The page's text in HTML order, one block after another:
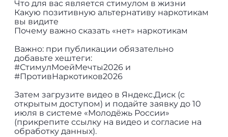
Что для вас является стимулом в жизни
Какую позитивную альтернативу наркотикам
вы видите
Почему важно сказать «нет» наркотикам
Важно: при публикации обязательно
добавьте хештеги:
#СтимулМоейМечты2026 и
#ПротивНаркотиков2026
Затем загрузите видео в Яндекс.Диск (с
открытым доступом) и подайте заявку до 10
июля в системе «Молодёжь России»
(прикрепите ссылку на видео и согласие на
обработку данных).